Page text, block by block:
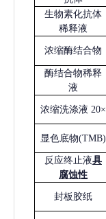
生物素化抗体
稀释液
浓缩酶结合物
酶结合物稀释
液
浓缩洗涤液 20×
显色底物(TMB)
反应终止液具
腐蚀性
封板胶纸